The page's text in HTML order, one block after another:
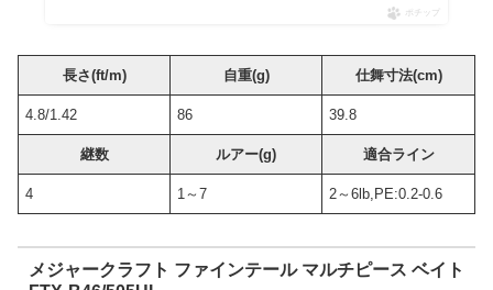
ポチップ
長さ(ft/m) 自重(g) 仕舞寸法(cm)
4.8/1.42 86 39.8
継数 ルアー(g) 適合ライン
4 1～7 2～6lb,PE:0.2-0.6
メジャークラフト ファインテール マルチピース ベイト